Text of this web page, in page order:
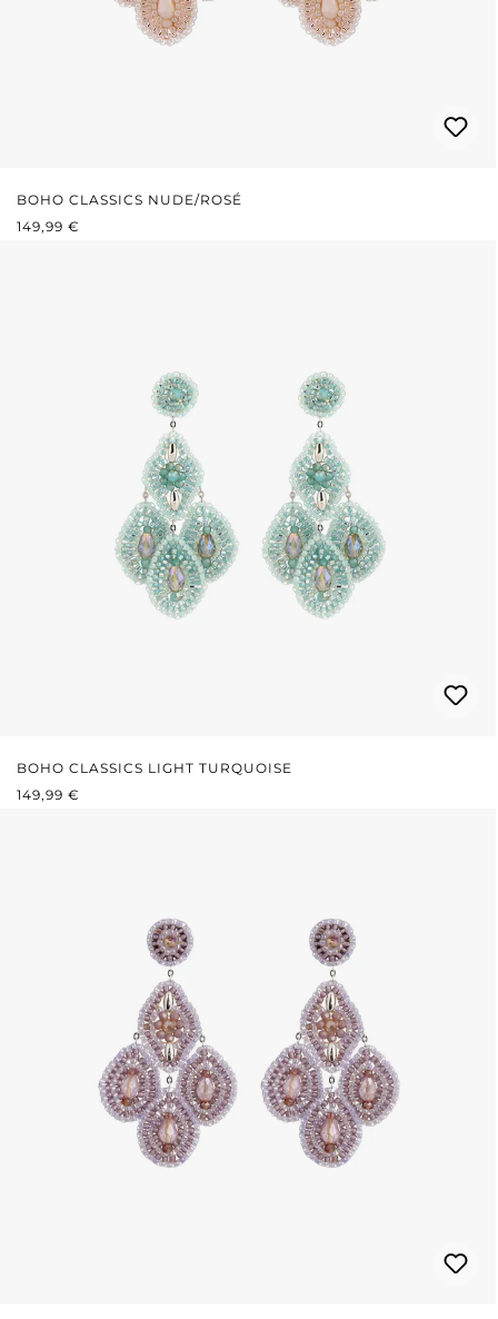
BOHO CLASSICS NUDE/ROSÉ
REGULÄRER PREIS:
149,99 €
BOHO CLASSICS LIGHT TURQUOISE
REGULÄRER PREIS:
149,99 €